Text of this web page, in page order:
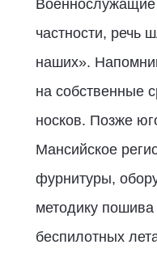
Военнослужащие
частности, речь
наших».
на собственные
носков. Позже
Мансийское
фурнитуры,
методику
беспилотных